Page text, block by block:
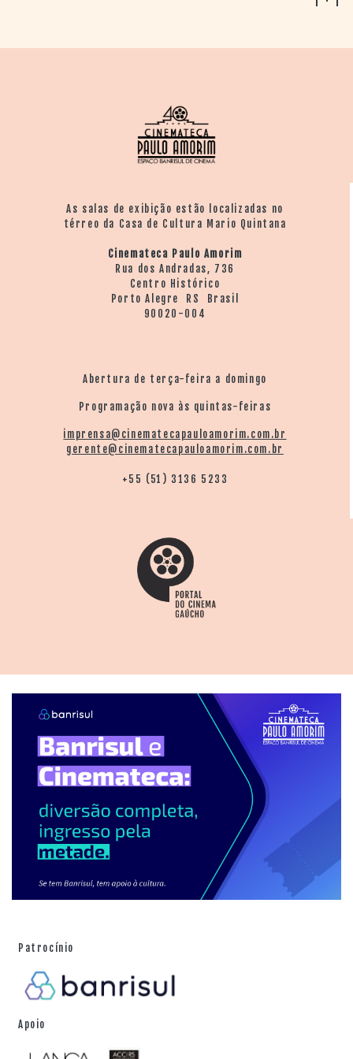
As salas de exibição estão localizadas no
térreo da Casa de Cultura Mario Quintana
Cinemateca Paulo Amorim
Rua dos Andradas, 736
Centro Histórico
Porto Alegre RS Brasil
90020-004
Abertura de terça-feira a domingo
Programação nova às quintas-feiras
imprensa@cinematecapauloamorim.com.br
gerente@cinematecapauloamorim.com.br
+55 (51) 3136 5233
Patrocínio
Apoio